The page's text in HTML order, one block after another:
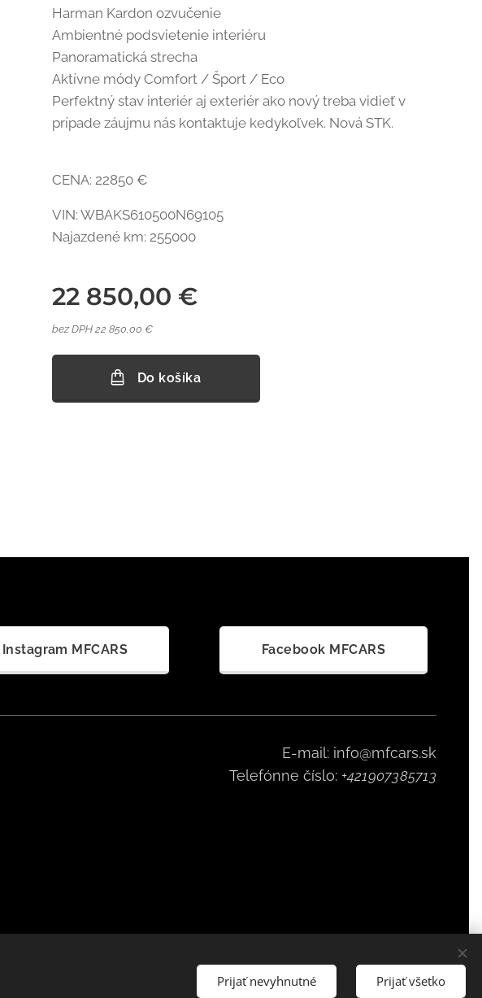
Harman Kardon ozvučenie
Ambientné podsvietenie interiéru
Panoramatická strecha
Aktívne módy Comfort / Šport / Eco
Perfektný stav interiér aj exteriér ako nový treba vidieť v
prípade záujmu nás kontaktuje kedykoľvek. Nová STK.
CENA: 22850 €
VIN: WBAKS610500N69105
Najazdené km: 255000
22 850,00 €
bez DPH 22 850,00 €
Do košíka
Instagram MFCARS Facebook MFCARS
E-mail: info@mfcars.sk
Telefónne číslo: +421907385713
Prijať nevyhnutné Prijať všetko